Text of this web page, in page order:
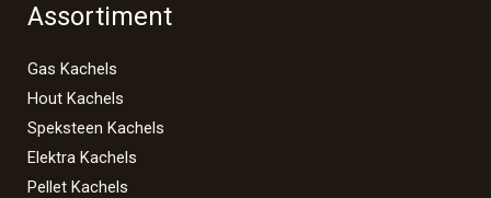
Assortiment
Gas Kachels
Hout Kachels
Speksteen Kachels
Elektra Kachels
Pellet Kachels